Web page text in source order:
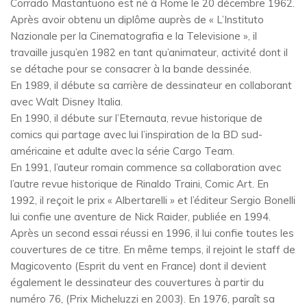
Corrado Mastantuono est né à Rome le 20 décembre 1962.
Après avoir obtenu un diplôme auprès de « L’Instituto
Nazionale per la Cinematografia e la Televisione », il
travaille jusqu’en 1982 en tant qu’animateur, activité dont il
se détache pour se consacrer à la bande dessinée.
En 1989, il débute sa carrière de dessinateur en collaborant
avec Walt Disney Italia.
En 1990, il débute sur l’Eternauta, revue historique de
comics qui partage avec lui l’inspiration de la BD sud-
américaine et adulte avec la série Cargo Team.
En 1991, l’auteur romain commence sa collaboration avec
l’autre revue historique de Rinaldo Traini, Comic Art. En
1992, il reçoit le prix « Albertarelli » et l’éditeur Sergio Bonelli
lui confie une aventure de Nick Raider, publiée en 1994.
Après un second essai réussi en 1996, il lui confie toutes les
couvertures de ce titre. En même temps, il rejoint le staff de
Magicovento (Esprit du vent en France) dont il devient
également le dessinateur des couvertures à partir du
numéro 76, (Prix Micheluzzi en 2003). En 1976, paraît sa